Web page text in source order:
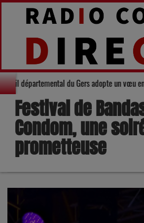
: Le Conseil départemental du Gers
Festival de
Condom, une
prometteuse